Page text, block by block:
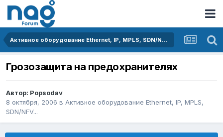
Активное оборудование Ethernet, IP, MPLS, SDN/NFV...
Грозозащита на предохранителях
Автор: Popsodav
8 октября, 2006 в Активное оборудование Ethernet, IP, MPLS,
SDN/NFV...